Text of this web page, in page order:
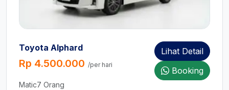
Toyota Alphard
Rp 4.500.000 /per hari
Matic7 Orang
Lihat Detail
Booking